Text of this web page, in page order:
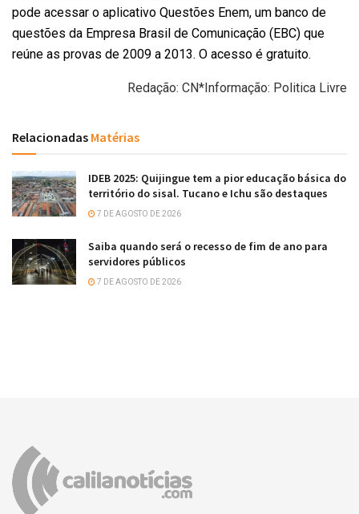
pode acessar o aplicativo Questões Enem, um banco de
questões da Empresa Brasil de Comunicação (EBC) que
reúne as provas de 2009 a 2013. O acesso é gratuito.
Redação: CN*Informação: Politica Livre
Relacionadas Matérias
IDEB 2025: Quijingue tem a pior educação básica do
território do sisal. Tucano e Ichu são destaques
7 DE AGOSTO DE 2026
Saiba quando será o recesso de fim de ano para
servidores públicos
7 DE AGOSTO DE 2026